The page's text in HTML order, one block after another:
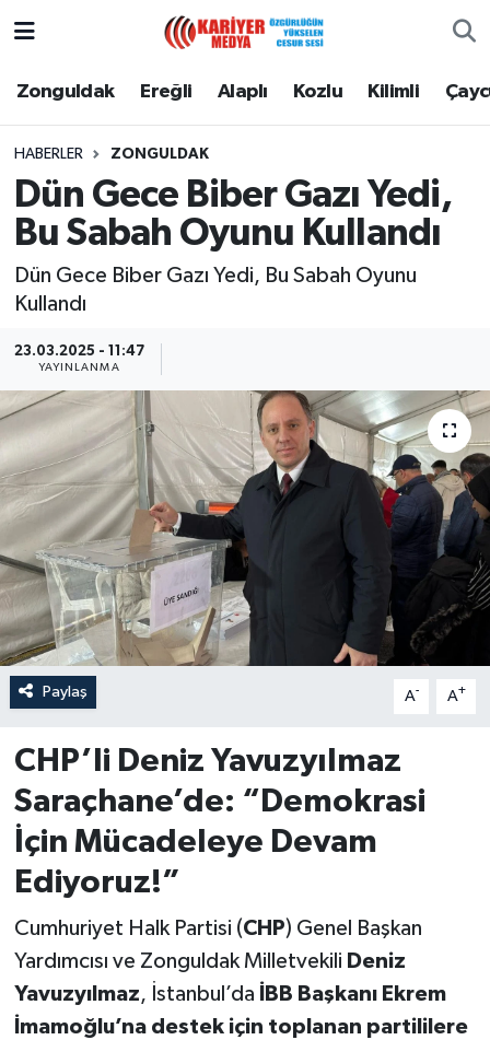
Zonguldak Ereğli Alaplı Kozlu Kilimli
HABERLER ZONGULDAK
Dün Gece Biber Gazı Yedi,
Bu Sabah Oyunu Kullandı
Dün Gece Biber Gazı Yedi, Bu Sabah Oyunu
Kullandı
23.03.2025 - 11:47
YAYINLANMA
Paylaş A- A+
CHP’li Deniz Yavuzyılmaz
Saraçhane’de: “Demokrasi
İçin Mücadeleye Devam
Ediyoruz!”
Cumhuriyet Halk Partisi (CHP) Genel Başkan
Yardımcısı ve Zonguldak Milletvekili Deniz
Yavuzyılmaz, İstanbul’da
İBB Başkanı Ekrem
İmamoğlu’na destek için toplanan partililere
Zonguldak
Alaplı
Kozlu
Kilimli
Çaycuma
Gökçebey
Devrek
Özel
Mesaj
Dergim
Ulusal
Zonguldak Nöbetçi Eczaneler
Zonguldak Namaz Vakitleri
Zonguldak Trafik Yoğunluk Haritası
Puan Durumu ve Fikstür
Tüm Manşetler
Son Dakika Haberleri
Haber Arşivi